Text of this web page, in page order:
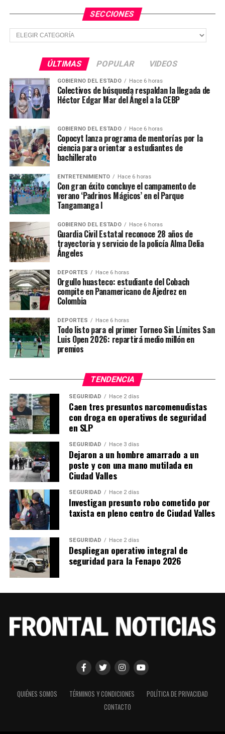
SECCIONES
Secciones
ÚLTIMAS POPULAR VIDEOS
GOBIERNO DEL ESTADO Hace 6 horas
Colectivos de búsqueda respaldan la llegada de
Héctor Edgar Mar del Ángel a la CEBP
GOBIERNO DEL ESTADO Hace 6 horas
Copocyt lanza programa de mentorías por la
ciencia para orientar a estudiantes de
bachillerato
ENTRETENIMIENTO Hace 6 horas
Con gran éxito concluye el campamento de
verano ‘Padrinos Mágicos’ en el Parque
Tangamanga I
GOBIERNO DEL ESTADO Hace 6 horas
Guardia Civil Estatal reconoce 28 años de
trayectoria y servicio de la policía Alma Delia
Ángeles
DEPORTES Hace 6 horas
Orgullo huasteco: estudiante del Cobach
compite en Panamericano de Ajedrez en
Colombia
DEPORTES Hace 6 horas
Todo listo para el primer Torneo Sin Límites San
Luis Open 2026: repartirá medio millón en
premios
TENDENCIA
SEGURIDAD Hace 2 días
Caen tres presuntos narcomenudistas
con droga en operativos de seguridad
en SLP
SEGURIDAD Hace 3 días
Dejaron a un hombre amarrado a un
poste y con una mano mutilada en
Ciudad Valles
SEGURIDAD Hace 2 días
Investigan presunto robo cometido por
taxista en pleno centro de Ciudad Valles
SEGURIDAD Hace 2 días
Despliegan operativo integral de
seguridad para la Fenapo 2026
QUIÉNES SOMOS TÉRMINOS Y CONDICIONES
POLÍTICA DE PRIVACIDAD
CONTACTO